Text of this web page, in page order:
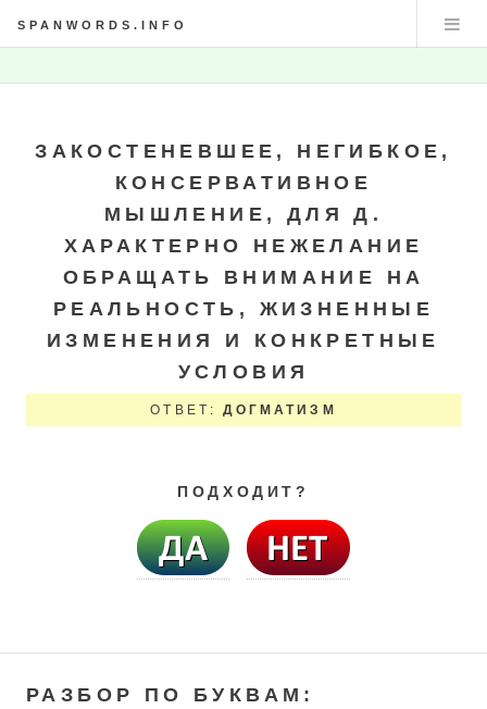
SPANWORDS.INFO
ЗАКОСТЕНЕВШЕЕ, НЕГИБКОЕ,
КОНСЕРВАТИВНОЕ
МЫШЛЕНИЕ, ДЛЯ Д.
ХАРАКТЕРНО НЕЖЕЛАНИЕ
ОБРАЩАТЬ ВНИМАНИЕ НА
РЕАЛЬНОСТЬ, ЖИЗНЕННЫЕ
ИЗМЕНЕНИЯ И КОНКРЕТНЫЕ
УСЛОВИЯ
ОТВЕТ: ДОГМАТИЗМ
ПОДХОДИТ?
РАЗБОР ПО БУКВАМ: